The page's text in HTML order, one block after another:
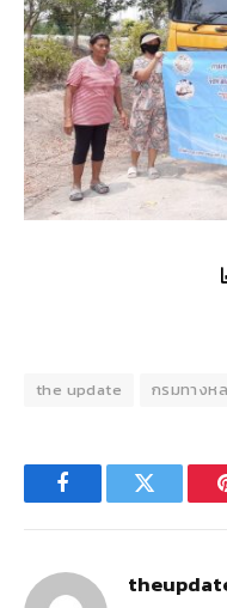
the update กรมทางห
FacebookTwitter